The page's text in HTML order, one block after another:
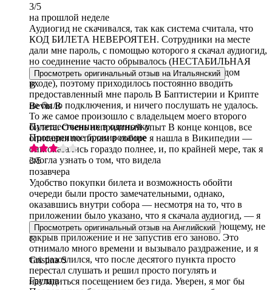
3/5
на прошлой неделе
Аудиогид не скачивался, так как система считала, что
КОД БИЛЕТА НЕВЕРОЯТЕН. Сотрудники на месте
дали мне пароль, с помощью которого я скачал аудиогид,
но соединение часто обрывалось (НЕСТАБИЛЬНАЯ
СЕТЬ, как говорили сами сотрудники при каждом
входе), поэтому приходилось постоянно вводить
предоставленный мне пароль В Баптистерии и Крипте
не было подключения, и ничего послушать не удалось.
То же самое произошло с владельцем моего второго
билета. Очень неприятный опыт В конце концов, все
описания по полам в соборе я нашла в Википедии —
они оказались гораздо полнее, и, по крайней мере, так я
смогла узнать о том, что видела
Просмотреть оригинальный отзыв на Итальянский
B
Bevin B
Путешественник в одиночку
Проверенное бронирование
3/5
позавчера
Удобство покупки билета и возможность обойти
очереди были просто замечательными, однако,
оказавшись внутри собора — несмотря на то, что в
приложении было указано, что я скачала аудиогид, — я
не могла переходить от одного номера к следующему, не
закрыв приложение и не запустив его заново. Это
отнимало много времени и вызывало раздражение, и я
так разозлился, что после десятого пункта просто
перестал слушать и решил просто погулять и
насладиться посещением без гида. Уверен, я мог бы
Просмотреть оригинальный отзыв на Английский
C
Cristina S
Группа